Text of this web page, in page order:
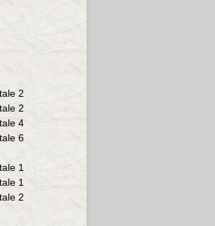
2
2
4
6
1
1
2